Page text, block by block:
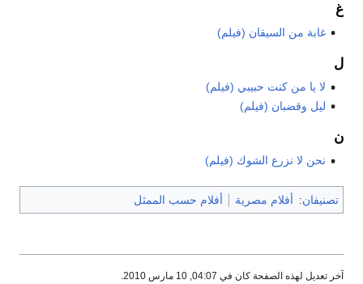
غ
غابة من السيقان (فيلم)
ل
لا يا من كنت حبيبي (فيلم)
ليل وقضبان (فيلم)
ن
نحن لا نزرع الشوك (فيلم)
تصنيفان: أفلام مصرية أفلام حسب الممثل
آخر تعديل لهذه الصفحة كان في 04:07, 10 مارس 2010.